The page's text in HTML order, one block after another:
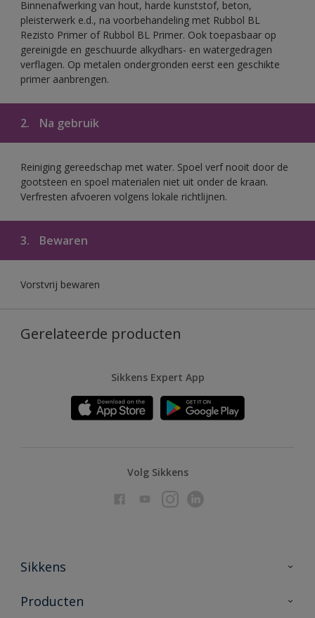
Binnenafwerking van hout, harde kunststof, beton,
pleisterwerk e.d., na voorbehandeling met Rubbol BL
Rezisto Primer of Rubbol BL Primer. Ook toepasbaar op
gereinigde en geschuurde alkydhars- en watergedragen
verflagen. Op metalen ondergronden eerst een geschikte
primer aanbrengen.
2. Na gebruik
Reiniging gereedschap met water. Spoel verf nooit door de
gootsteen en spoel materialen niet uit onder de kraan.
Verfresten afvoeren volgens lokale richtlijnen.
3. Bewaren
Vorstvrij bewaren
Gerelateerde producten
Sikkens Expert App
Volg Sikkens
Sikkens
Over Sikkens
Producten